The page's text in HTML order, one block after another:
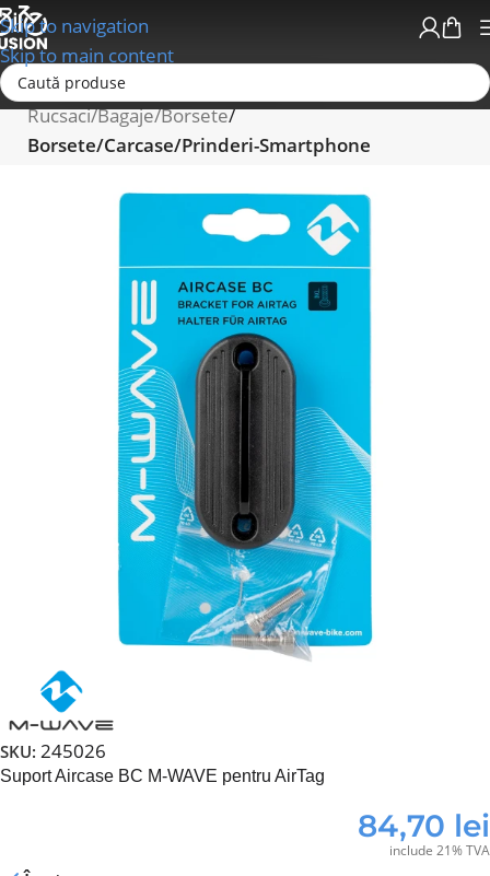
Skip to navigation
Skip to main content
Prima pagină
Rucsaci/Bagaje/Borsete
Borsete/Carcase/Prinderi-Smartphone
SKU: 245026
Suport Aircase BC M-WAVE pentru AirTag
84,70 lei
include 21% TVA